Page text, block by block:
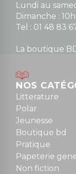
Lundi au
Dimanche :
Tel : 01 48 83
La boutique
Mardi au
Dimanche :
Tel : 01 48 89 13
NOUS
contact@la-
NOS
Litterature
Polar
Jeunesse
Boutique bd
Pratique
Papeterie
Non fiction